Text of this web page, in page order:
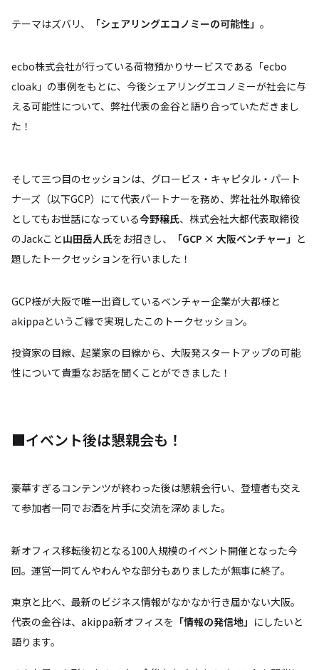
テーマはズバリ、 「シェアリングエコノミーの可能性」 。
ecbo株式会社が行っている荷物預かりサービスである「ecbo
cloak」の事例をもとに、今後シェアリングエコノミーが社会に与
える可能性について、弊社代表の金谷と語り合っていただきまし
た！
そして三つ目のセッションは、グロービス・キャピタル・パート
ナーズ（以下GCP）にて代表パートナーを務め、弊社社外取締役
としてもお世話になっている今野穣氏、株式会社大都代表取締役
のJackこと山田岳人氏をお招きし、 「GCP × 大阪ベンチャー」 と
題したトークセッションを行いました！
GCP様が大阪で唯一出資しているベンチャー企業が大都様と
akippaというご縁で実現したこのトークセッション。
投資家の目線、起業家の目線から、大阪発スタートアップの可能
性について貴重なお話を聞くことができました！
■イベント後は懇親会も！
豪華すぎるコンテンツが終わった後は懇親会行い、登壇者も交え
て参加者一同でお酒を片手に交流を深めました。
新オフィス移転後初となる100人規模のイベント開催となった今
回。運営一同てんやわんやな部分もありましたが無事に終了。
東京と比べ、最新のビジネス情報がなかなか行き届かない大阪。
代表の金谷は、akippa新オフィスを 「情報の発信地」 にしたいと
語ります。